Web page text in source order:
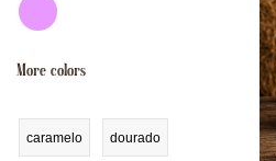
More colors
caramelo dourado